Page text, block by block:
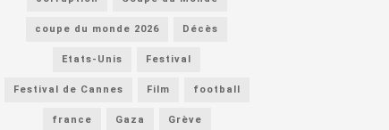
coupe du monde 2026 Décès
Etats-Unis Festival
Festival de Cannes Film football
france Gaza Grève